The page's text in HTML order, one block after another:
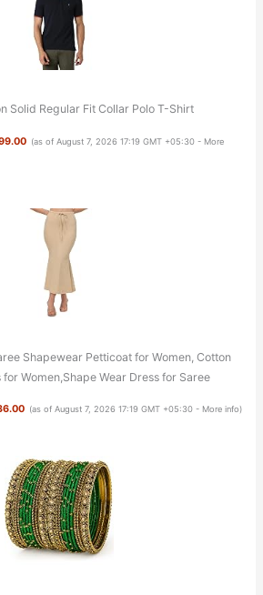
Solid Regular Fit Collar Polo T-Shirt
(as of August 7, 2026 17:19 GMT +05:30 - More
Shapewear Petticoat for Women, Cotton
Women,Shape Wear Dress for Saree
(as of August 7, 2026 17:19 GMT +05:30 - More info)